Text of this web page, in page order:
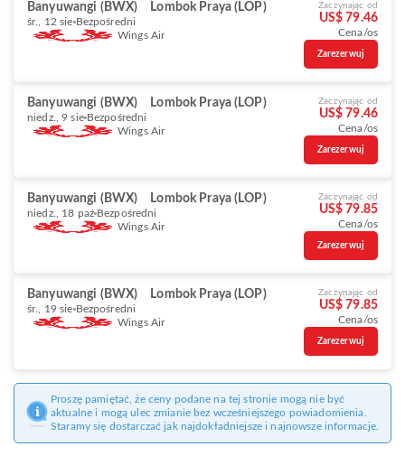
Banyuwangi (BWX) Lombok Praya (LOP)
śr., 12 sie Bezpośredni
Wings Air
Zaczynając od
US$ 79.46
Cena/os
Zarezerwuj
Banyuwangi (BWX) Lombok Praya (LOP)
niedz., 9 sie Bezpośredni
Wings Air
Zaczynając od
US$ 79.46
Cena/os
Zarezerwuj
Banyuwangi (BWX) Lombok Praya (LOP)
niedz., 18 paź Bezpośredni
Wings Air
Zaczynając od
US$ 79.85
Cena/os
Zarezerwuj
Banyuwangi (BWX) Lombok Praya (LOP)
śr., 19 sie Bezpośredni
Wings Air
Zaczynając od
US$ 79.85
Cena/os
Zarezerwuj
Proszę pamiętać, że ceny podane na tej stronie mogą nie być
aktualne i mogą ulec zmianie bez wcześniejszego powiadomienia.
Staramy się dostarczać jak najdokładniejsze i najnowsze informacje.